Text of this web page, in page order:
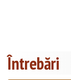
Întrebări